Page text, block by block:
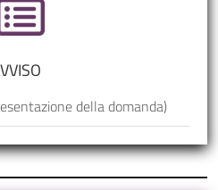
della domanda)